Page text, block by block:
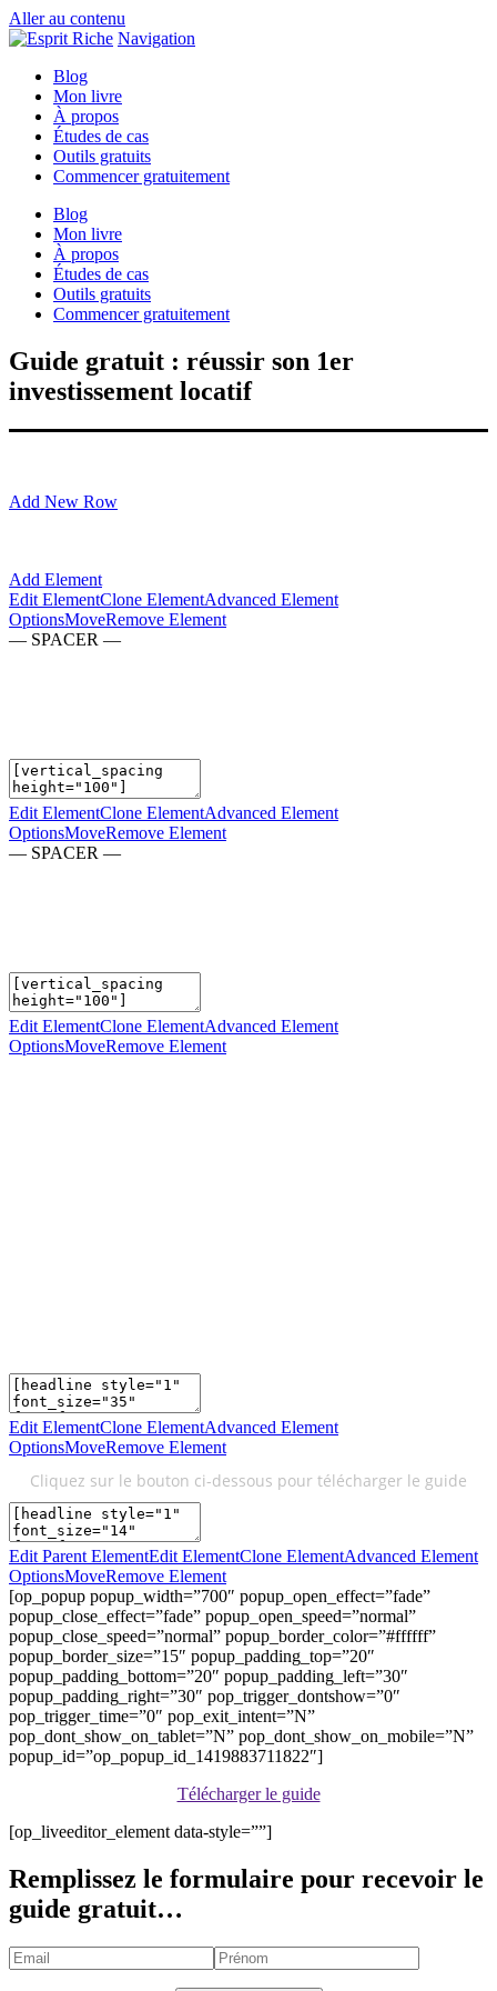
Aller au contenu
Navigation
Blog
Mon livre
À propos
Études de cas
Outils gratuits
Commencer gratuitement
Blog
Mon livre
À propos
Études de cas
Outils gratuits
Commencer gratuitement
Guide gratuit : réussir son 1er
investissement locatif
Add New Row
Add Element
Edit ElementClone ElementAdvanced Element
OptionsMoveRemove Element
— SPACER —
Edit ElementClone ElementAdvanced Element
OptionsMoveRemove Element
— SPACER —
Edit ElementClone ElementAdvanced Element
OptionsMoveRemove Element
Edit ElementClone ElementAdvanced Element
OptionsMoveRemove Element
Cliquez sur le bouton ci-dessous pour télécharger le guide
Edit Parent ElementEdit ElementClone ElementAdvanced Element
OptionsMoveRemove Element
[op_popup popup_width=”700″ popup_open_effect=”fade”
popup_close_effect=”fade” popup_open_speed=”normal”
popup_close_speed=”normal” popup_border_color=”#ffffff”
popup_border_size=”15″ popup_padding_top=”20″
popup_padding_bottom=”20″ popup_padding_left=”30″
popup_padding_right=”30″ pop_trigger_dontshow=”0″
pop_trigger_time=”0″ pop_exit_intent=”N”
pop_dont_show_on_tablet=”N” pop_dont_show_on_mobile=”N”
popup_id=”op_popup_id_1419883711822″]
Télécharger le guide
[op_liveeditor_element data-style=””]
Remplissez le formulaire pour recevoir le
guide gratuit…